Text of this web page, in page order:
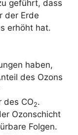
geführt, dass
der Erde
erhöht hat.
haben,
des Ozons
des CO2.
Ozonschicht
Folgen.